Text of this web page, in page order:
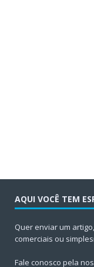
AQUI VOCÊ TEM
Quer enviar um
comerciais ou
Fale conosco pela